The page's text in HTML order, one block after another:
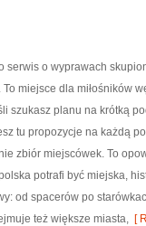
serwis o wyprawach
miejsce dla miłośników
szukasz planu na krótką
tu propozycje na każdą
zbiór miejscówek. To
potrafi być miejska,
od spacerów po
też większe miasta, [